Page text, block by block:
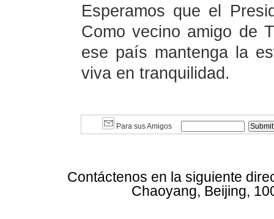
Esperamos que el
Como vecino amigo de
ese país mantenga la
viva en tranquilidad.
Para sus Amigos
Contáctenos en la siguiente
Chaoyang, Beijing,